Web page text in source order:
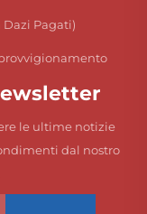
Dazi Pagati)
le ultime notizie
dal nostro